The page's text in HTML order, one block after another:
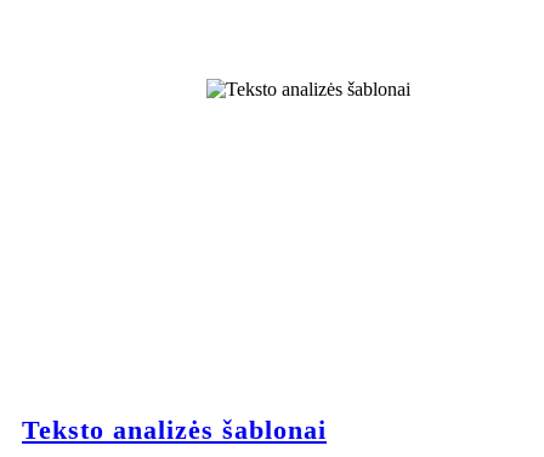
Teksto analizės šablonai